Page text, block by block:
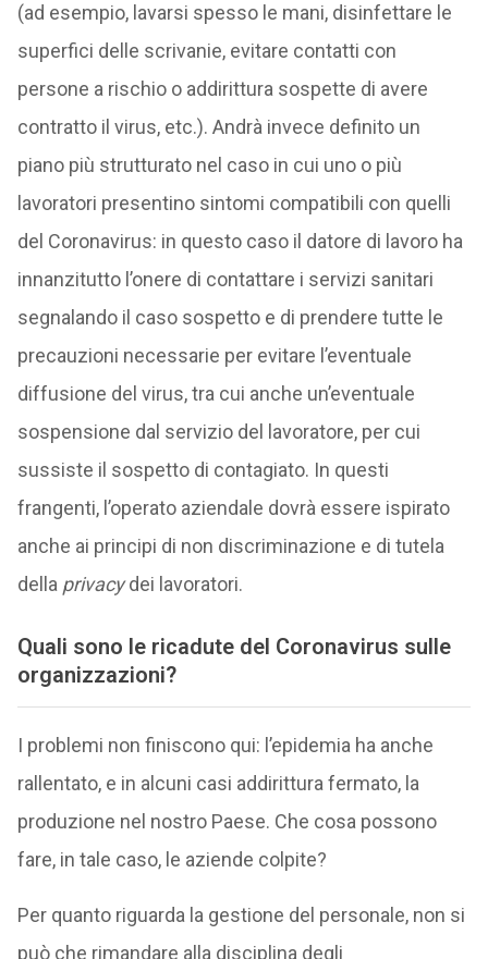
(ad esempio, lavarsi spesso le mani, disinfettare le
superfici delle scrivanie, evitare contatti con
persone a rischio o addirittura sospette di avere
contratto il virus, etc.). Andrà invece definito un
piano più strutturato nel caso in cui uno o più
lavoratori presentino sintomi compatibili con quelli
del Coronavirus: in questo caso il datore di lavoro ha
innanzitutto l’onere di contattare i servizi sanitari
segnalando il caso sospetto e di prendere tutte le
precauzioni necessarie per evitare l’eventuale
diffusione del virus, tra cui anche un’eventuale
sospensione dal servizio del lavoratore, per cui
sussiste il sospetto di contagiato. In questi
frangenti, l’operato aziendale dovrà essere ispirato
anche ai principi di non discriminazione e di tutela
della privacydei lavoratori.
Quali sono le ricadute del Coronavirus sulle
organizzazioni?
I problemi non finiscono qui: l’epidemia ha anche
rallentato, e in alcuni casi addirittura fermato, la
produzione nel nostro Paese. Che cosa possono
fare, in tale caso, le aziende colpite?
Per quanto riguarda la gestione del personale, non si
può che rimandare alla disciplina degli